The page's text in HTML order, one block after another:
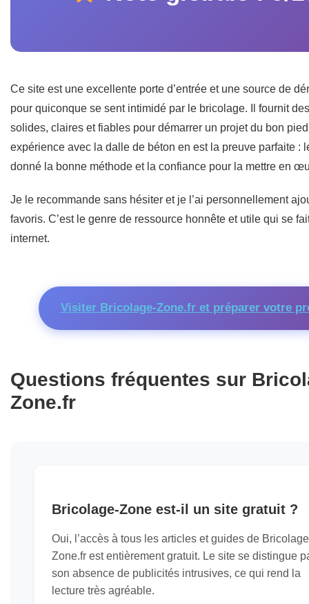
Ce site est une excellente porte d’entrée et une source de
pour quiconque se sent intimidé par le bricolage. Il fournit
solides, claires et fiables pour démarrer un projet du bon
expérience avec la dalle de béton en est la preuve parfaite :
donné la bonne méthode et la confiance pour la mettre en
Je le recommande sans hésiter et je l’ai personnellement
favoris. C’est le genre de ressource honnête et utile qui se
internet.
Visiter Bricolage-Zone.fr et préparer votre
Questions fréquentes sur
Zone.fr
Bricolage-Zone est-il un site gratuit ?
Oui, l’accès à tous les articles et guides de
Zone.fr est entièrement gratuit. Le site se distingue
son absence de publicités intrusives, ce qui rend la
lecture très agréable.